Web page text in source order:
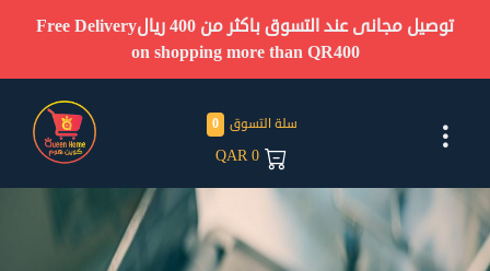
توصيل مجانى عند التسوق باكثر من 400 ريال
Free Delivery
on shopping more than QR400
سلة التسوق 0
QAR0